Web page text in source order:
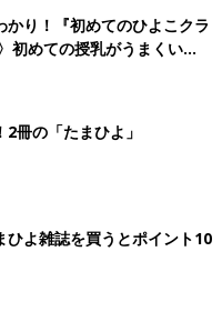
り！『初めてのひよこクラ
初めての授乳がうまくい
基本と夏のトラブル 解決テ
冊の「たまひよ」
ひよ雑誌を買うとポイント10